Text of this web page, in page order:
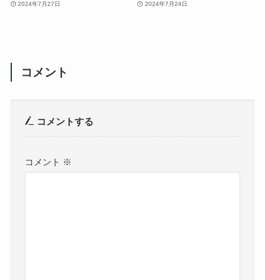
2024年7月27日 2024年7月24日
コメント
コメントする
コメント ※